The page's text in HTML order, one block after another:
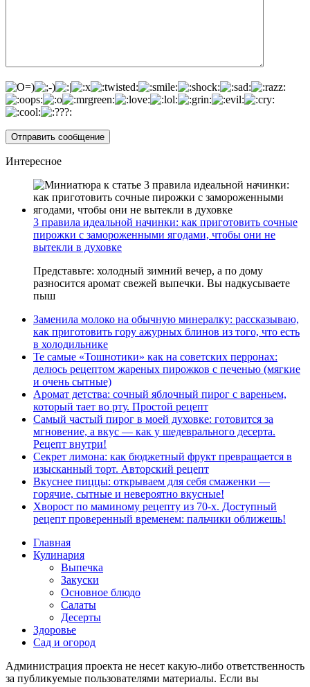
Интересное
3 правила идеальной начинки: как приготовить сочные
пирожки с замороженными ягодами, чтобы они не
вытекли в духовке
Представьте: холодный зимний вечер, а по дому
разносится аромат свежей выпечки. Вы надкусываете
пыш
Заменила молоко на обычную минералку: рассказываю,
как приготовить гору ажурных блинов из того, что есть
в холодильнике
Те самые «Тошнотики» как на советских перронах:
делюсь рецептом жареных пирожков с печенью (мягкие
и очень сытные)
Аромат детства: сочный яблочный пирог с вареньем,
который тает во рту. Простой рецепт
Самый частый пирог в моей духовке: готовится за
мгновение, а вкус — как у шедеврального десерта.
Рецепт внутри!
Секрет лимона: как бюджетный фрукт превращается в
изысканный торт. Авторский рецепт
Вкуснее пиццы: открываем для себя смаженки —
горячие, сытные и невероятно вкусные!
Хворост по маминому рецепту из 70-х. Доступный
рецепт проверенный временем: пальчики оближешь!
Главная
Кулинария
Выпечка
Закуски
Основное блюдо
Салаты
Десерты
Здоровье
Сад и огород
Администрация проекта не несет какую-либо ответственность
за публикуемые пользователями материалы. Если вы